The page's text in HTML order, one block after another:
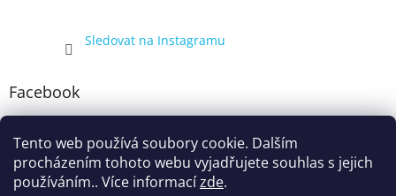
Tento web používá soubory cookie. Dalším
procházením tohoto webu vyjadřujete souhlas s jejich
používáním.. Více informacízde.
Sledovat na Instagramu
Facebook